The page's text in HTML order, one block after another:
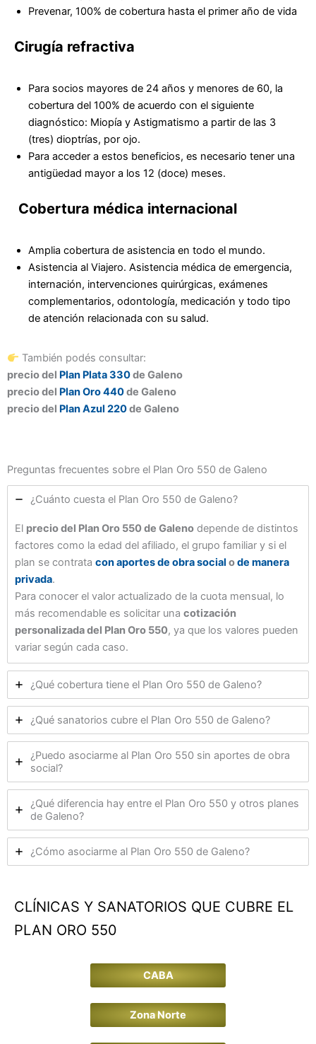
Prevenar, 100% de cobertura hasta el primer año de vida
Cirugía refractiva
Para socios mayores de 24 años y menores de 60, la
cobertura del 100% de acuerdo con el siguiente
diagnóstico: Miopía y Astigmatismo a partir de las 3
(tres) dioptrías, por ojo.
Para acceder a estos beneficios, es necesario tener una
antigüedad mayor a los 12 (doce) meses.
Cobertura médica internacional
Amplia cobertura de asistencia en todo el mundo.
Asistencia al Viajero. Asistencia médica de emergencia,
internación, intervenciones quirúrgicas, exámenes
complementarios, odontología, medicación y todo tipo
de atención relacionada con su salud.
También podés consultar:
precio del Plan Plata 330de Galeno
precio del Plan Oro 440de Galeno
precio del Plan Azul 220de Galeno
Preguntas frecuentes sobre el Plan Oro 550 de Galeno
¿Cuánto cuesta el Plan Oro 550 de Galeno?
El precio del Plan Oro 550 de Galeno depende de distintos
factores como la edad del afiliado, el grupo familiar y si el
plan se contrata con aportes de obra social ode manera
privada.
Para conocer el valor actualizado de la cuota mensual, lo
más recomendable es solicitar una cotización
personalizada del Plan Oro 550, ya que los valores pueden
variar según cada caso.
¿Qué cobertura tiene el Plan Oro 550 de Galeno?
¿Qué sanatorios cubre el Plan Oro 550 de Galeno?
¿Puedo asociarme al Plan Oro 550 sin aportes de obra
social?
¿Qué diferencia hay entre el Plan Oro 550 y otros planes
de Galeno?
¿Cómo asociarme al Plan Oro 550 de Galeno?
CLÍNICAS Y SANATORIOS QUE CUBRE EL
PLAN ORO 550
CABA
Zona Norte